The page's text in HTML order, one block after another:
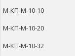
М-КП-М-10-10
М-КП-М-10-20
М-КП-М-10-32